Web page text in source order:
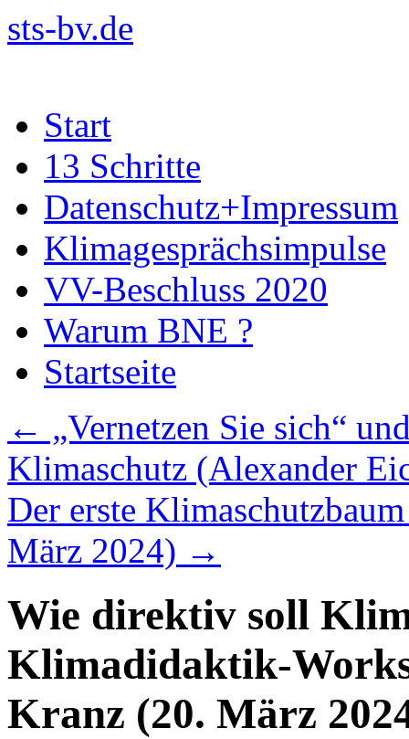
sts-bv.de
Inhalt
springenStart
13 Schritte
Datenschutz+Impressum
Klimagesprächsimpulse
VV-Beschluss 2020
Warum BNE ?
Startseite
← „Vernetzen Sie sich“
Klimaschutz (Alexander
Der erste
März 2024) →
Wie direktiv soll
Klimadidaktik-
Kranz (20. März